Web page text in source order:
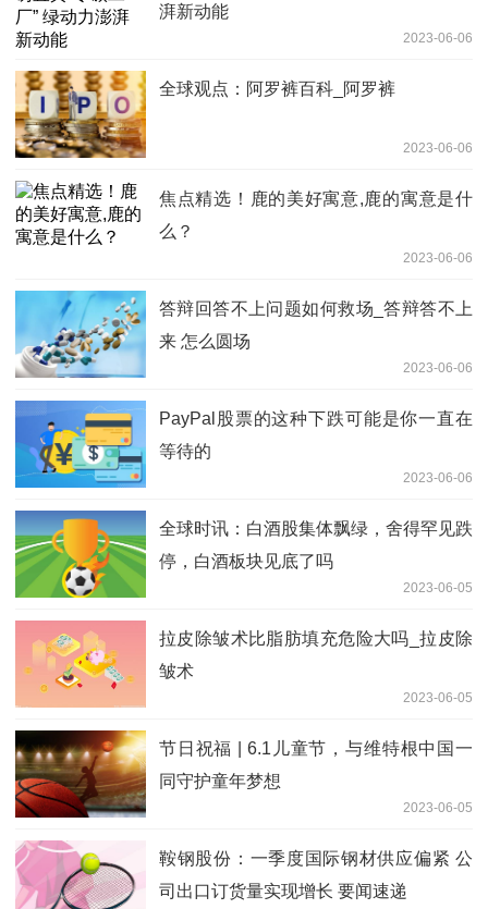
湃新动能
2023-06-06
全球观点：阿罗裤百科_阿罗裤
2023-06-06
焦点精选！鹿的美好寓意,鹿的寓意是什
么？
2023-06-06
答辩回答不上问题如何救场_答辩答不上
来 怎么圆场
2023-06-06
PayPal股票的这种下跌可能是你一直在
等待的
2023-06-06
全球时讯：白酒股集体飘绿，舍得罕见跌
停，白酒板块见底了吗
2023-06-05
拉皮除皱术比脂肪填充危险大吗_拉皮除
皱术
2023-06-05
节日祝福 | 6.1儿童节，与维特根中国一
同守护童年梦想
2023-06-05
鞍钢股份：一季度国际钢材供应偏紧 公
司出口订货量实现增长 要闻速递